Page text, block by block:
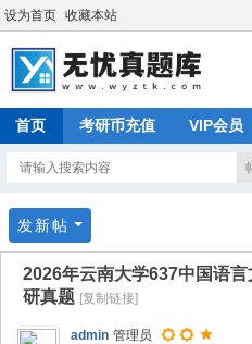
设为首页 收藏本站
首页 考研币充值 VIP会员
发新帖
2026年云南大学637中国语
研真题 [复制链接]
admin 管理员